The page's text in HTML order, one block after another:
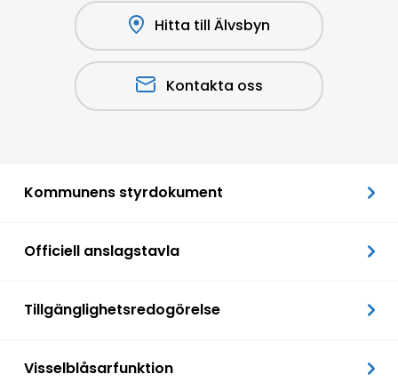
Hitta till Älvsbyn
Kontakta oss
Kommunens styrdokument
Officiell anslagstavla
Tillgänglighetsredogörelse
Visselblåsarfunktion